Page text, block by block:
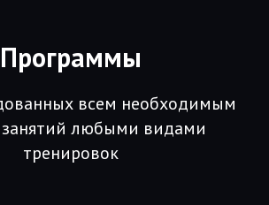
Программы
всем необходимым
занятий любыми видами
тренировок